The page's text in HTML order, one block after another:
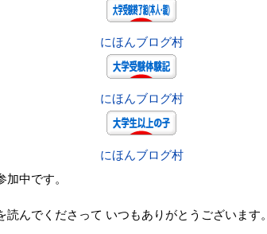
にほんブログ村
にほんブログ村
にほんブログ村
中です。
んでくださって いつもありがとうございます。